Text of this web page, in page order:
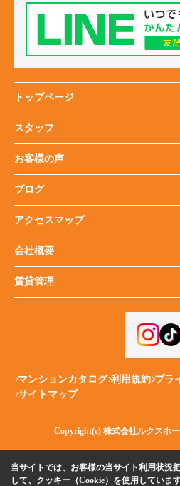
トップページ
スタッフ
お客様の声
ブログ
アクセスマップ
会社概要
賃貸管理
マンションカタログ 利用規約 プラ
サイトマップ
Copyright(c) 株式会社ルクスホ
当サイトでは、お客様の当サイト利用状況
して、クッキー（Cookie）を使用しています